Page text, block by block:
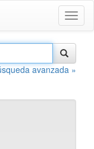
avanzada »